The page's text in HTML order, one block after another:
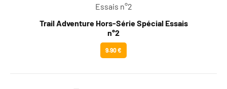
Trail Adventure Hors-Série Spécial Essais
n°2
9.90 €